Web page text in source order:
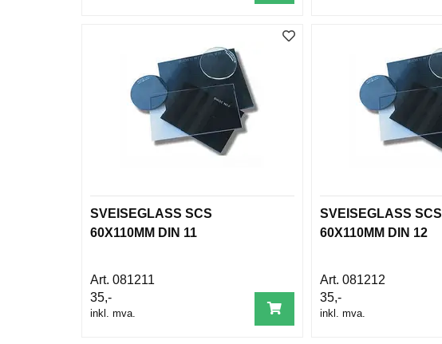
SVEISEGLASS SCS
60X110MM DIN 11
081211
35,-
inkl. mva.
SVEISEGLASS SCS
60X110MM DIN 12
081212
35,-
inkl. mva.